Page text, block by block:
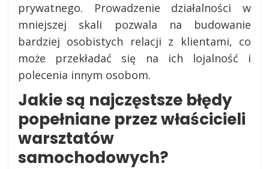
prywatnego. Prowadzenie działalności w
mniejszej skali pozwala na budowanie
bardziej osobistych relacji z klientami, co
może przekładać się na ich lojalność i
polecenia innym osobom.
Jakie są najczęstsze błędy
popełniane przez właścicieli
warsztatów
samochodowych?